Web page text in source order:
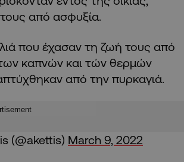
από ασφυξία.
που έχασαν τη ζωή τους από
καπνών και τών θερμών
από την πυρκαγιά.
(@akettis) March 9, 2022